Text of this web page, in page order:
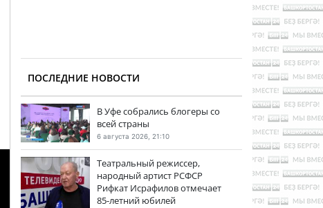
ПОСЛЕДНИЕ НОВОСТИ
В Уфе собрались блогеры со
всей страны
6 августа 2026, 21:10
Театральный режиссер,
народный артист РСФСР
Рифкат Исрафилов отмечает
85-летний юбилей